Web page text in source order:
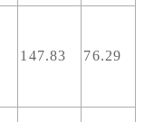
147.83 76.29